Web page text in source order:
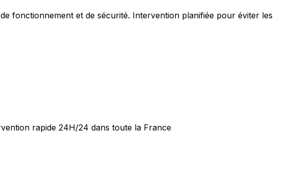
fonctionnement et de sécurité. Intervention planifiée pour éviter les
rapide 24H/24 dans toute la France